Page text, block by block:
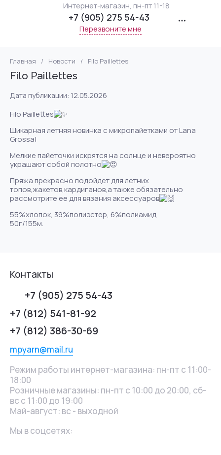
Интернет-магазин, пн-пт 11-18
+7 (905) 275 54-43
Перезвоните мне
Главная / Новости / Filo Paillettes
Filo Paillettes
Дата публикации: 12.05.2026
Filo Paillettes
Шикарная летняя новинка с микропайетками от Lana
Grossa!
Мелкие пайеточки искрятся на солнце и невероятно
украшают собой полотно
Пряжа прекрасно подойдет для летних
топов,жакетов,кардиганов,а также обязательно
рассмотрите ее для вязания аксессуаров
55%хлопок, 39%полиэстер, 6%полиамид
50г/155м.
Контакты
+7 (905) 275 54-43
+7 (812) 541-81-92
+7 (812) 386-30-69
mpyarn@mail.ru
Режим работы интернет-магазина: пн-пт с 11:00-
18:00
Розничные магазины: пн-пт с 10:00 до 20:00, сб-
вс с 11:00 до 19:00
Май-август: вс - выходной
Мы в соцсетях: